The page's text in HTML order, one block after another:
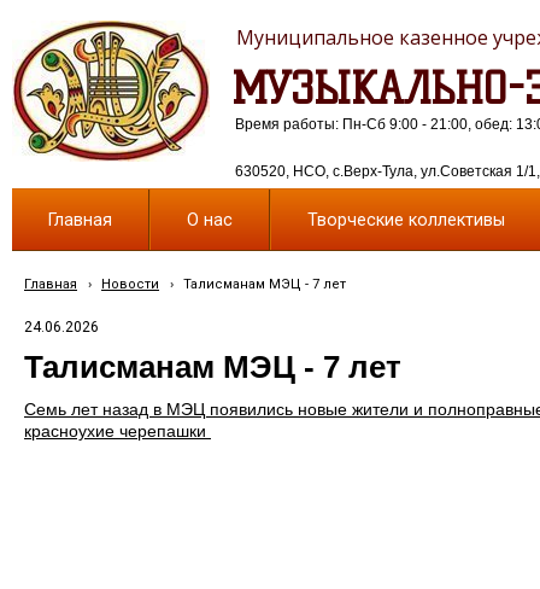
МУЗЫКАЛЬНО-
Муниципальное казенное
630520, НСО, с.Верх-Тула, ул.Советская 1/
Время работы: Пн-Сб 9:00 - 21:00, обед:
Главная О нас Творческие коллективы
Главная › Новости › Талисманам МЭЦ - 7 лет
24.06.2026
Талисманам МЭЦ - 7 лет
Семь лет назад в МЭЦ появились новые жители и
красноухие черепашки